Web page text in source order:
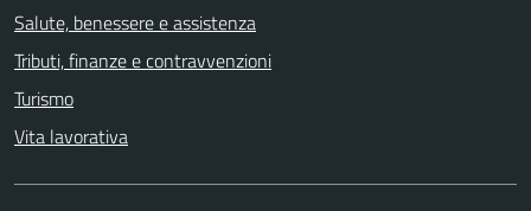
Salute, benessere e assistenza
Tributi, finanze e contravvenzioni
Turismo
Vita lavorativa